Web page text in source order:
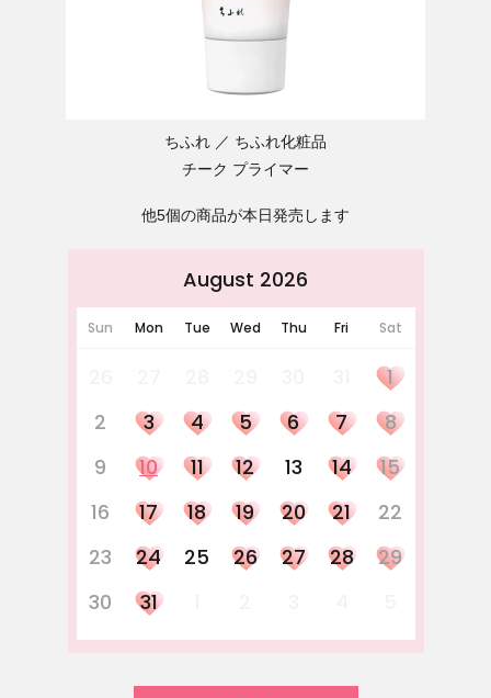
ちふれ
ちふれ化粧品
チーク プライマー
他5個の商品が本日発売します
August 2026
Sun Mon Tue Wed Thu Fri Sat
1
2
3 4 5 6 7
8
9
10 11 12 13 14
15
16
17 18 19 20 21
22
23
24 25 26 27 28
29
30
31